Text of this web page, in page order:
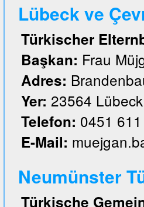
Lübeck ve
Türkischer
Başkan: Frau
Adres:
Yer: 23564 Lübeck
Telefon: 0451
E-Mail:
Neumünster
Türkische